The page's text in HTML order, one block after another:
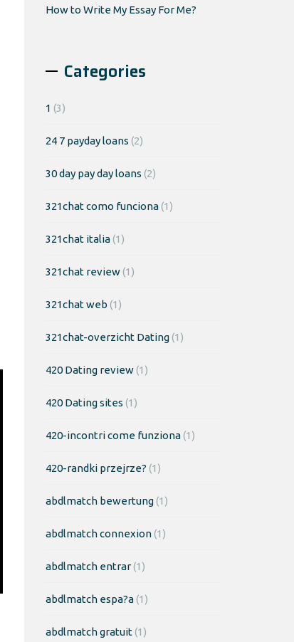
How to Write My Essay For Me?
Categories
1 (3)
24 7 payday loans (2)
30 day pay day loans (2)
321chat como funciona(1)
321chat italia(1)
321chat review(1)
321chat web (1)
321chat-overzicht Dating(1)
420 Dating review(1)
420 Dating sites (1)
420-incontri come funziona(1)
420-randki przejrze? (1)
abdlmatch bewertung(1)
abdlmatch connexion(1)
abdlmatch entrar(1)
abdlmatch espa?a(1)
abdlmatch gratuit(1)